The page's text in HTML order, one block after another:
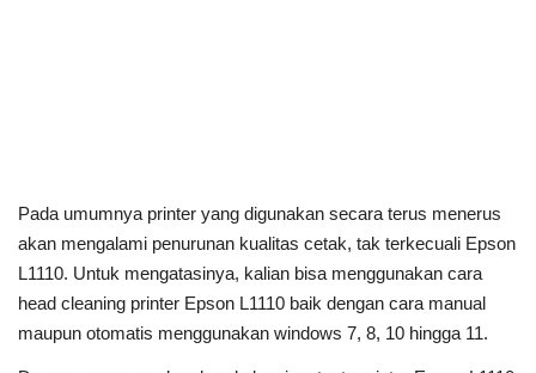
Pada umumnya printer yang digunakan secara terus menerus
akan mengalami penurunan kualitas cetak, tak terkecuali Epson
L1110. Untuk mengatasinya, kalian bisa menggunakan cara
head cleaning printer Epson L1110 baik dengan cara manual
maupun otomatis menggunakan windows 7, 8, 10 hingga 11.